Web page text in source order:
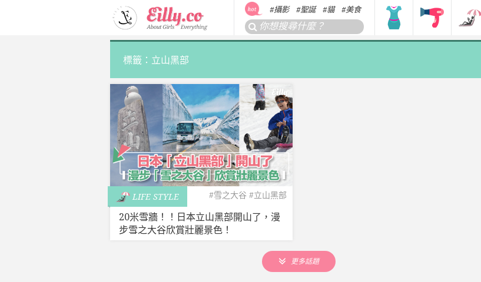
攝影 聖誕 貓 美食 搞笑 香港 韓國
搜
尋
標籤：立山黑部
LIFE STYLE #雪之大谷 #立山黑部
20米雪牆！！日本立山黑部開山了，漫
步雪之大谷欣賞壯麗景色！
更多話題